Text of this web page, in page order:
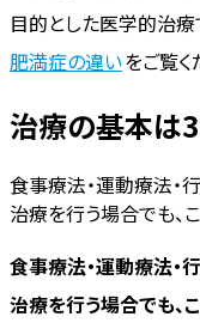
目的とした医学的治療
肥満症の違いをご覧く
治療の基本は
食事療法・運動療法・
治療を行う場合でも、
食事療法・運動療法・
治療を行う場合でも、